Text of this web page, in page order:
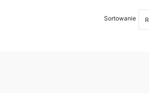
Sortowanie